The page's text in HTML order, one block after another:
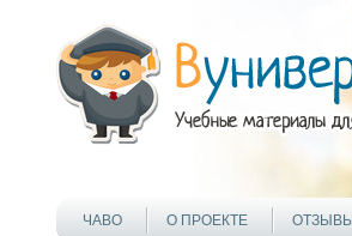
ЧАВО О ПРОЕКТЕ ОТЗЫВЫ